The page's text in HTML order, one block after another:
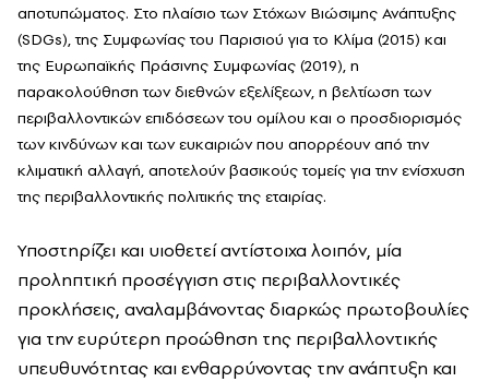
αποτυπώματος. Στο πλαίσιο των Στόχων Βιώσιμης Ανάπτυξης
(SDGs), της Συμφωνίας του Παρισιού για το Κλίμα (2015) και
της Ευρωπαϊκής Πράσινης Συμφωνίας (2019), η
παρακολούθηση των διεθνών εξελίξεων, η βελτίωση των
περιβαλλοντικών επιδόσεων του ομίλου και ο προσδιορισμός
των κινδύνων και των ευκαιριών που απορρέουν από την
κλιματική αλλαγή, αποτελούν βασικούς τομείς για την ενίσχυση
της περιβαλλοντικής πολιτικής της εταιρίας.
Υποστηρίζει και υιοθετεί αντίστοιχα λοιπόν, μία
προληπτική προσέγγιση στις περιβαλλοντικές
προκλήσεις, αναλαμβάνοντας διαρκώς πρωτοβουλίες
για την ευρύτερη προώθηση της περιβαλλοντικής
υπευθυνότητας και ενθαρρύνοντας την ανάπτυξη και